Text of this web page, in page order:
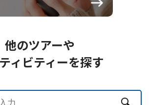
他のツアーや
ィビティーを探す